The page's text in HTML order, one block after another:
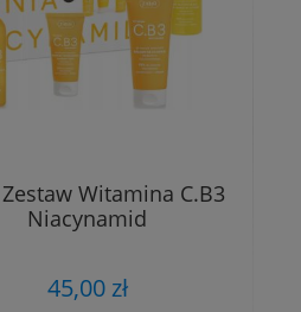
Witamina C.B3
Niacynamid
45,00 zł